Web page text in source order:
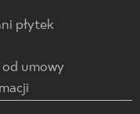
płytek
umowy